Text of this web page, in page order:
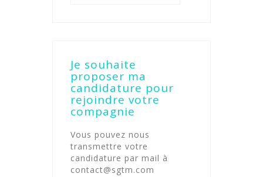
Je souhaite
proposer ma
candidature pour
rejoindre votre
compagnie
Vous pouvez nous
transmettre votre
candidature par mail à
contact@sgtm.com